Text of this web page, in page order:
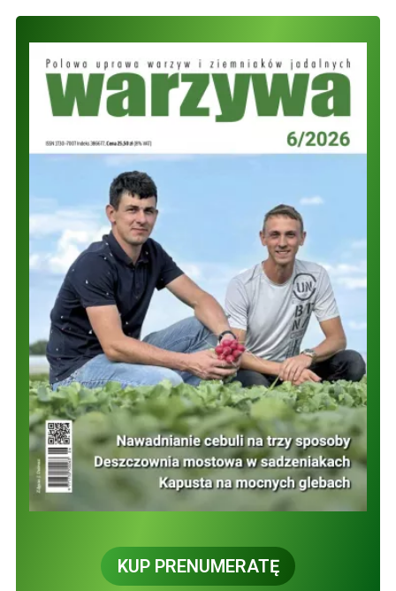
KUP PRENUMERATĘ